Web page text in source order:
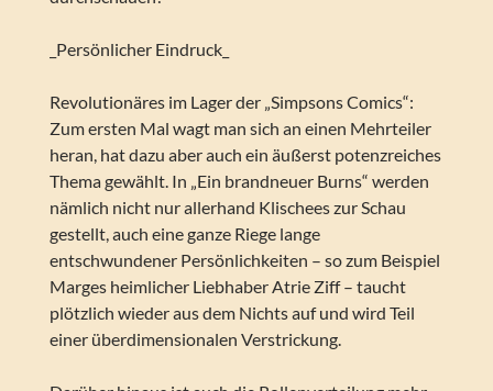
_Persönlicher Eindruck_
Revolutionäres im Lager der „Simpsons Comics“:
Zum ersten Mal wagt man sich an einen Mehrteiler
heran, hat dazu aber auch ein äußerst potenzreiches
Thema gewählt. In „Ein brandneuer Burns“ werden
nämlich nicht nur allerhand Klischees zur Schau
gestellt, auch eine ganze Riege lange
entschwundener Persönlichkeiten – so zum Beispiel
Marges heimlicher Liebhaber Atrie Ziff – taucht
plötzlich wieder aus dem Nichts auf und wird Teil
einer überdimensionalen Verstrickung.